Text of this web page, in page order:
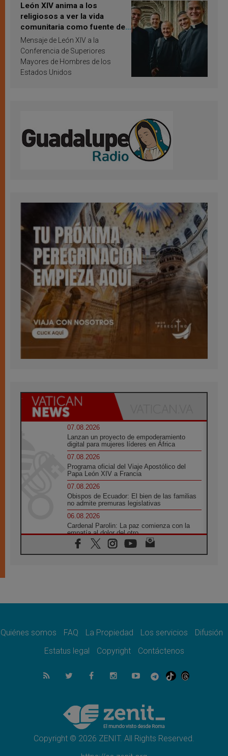
León XIV anima a los
religiosos a ver la vida
comunitaria como fuente de
inspiración y santificación
Mensaje de León XIV a la
Conferencia de Superiores
Mayores de Hombres de los
Estados Unidos
07.08.2026
Lanzan un proyecto de empoderamiento
digital para mujeres líderes en África
07.08.2026
Programa oficial del Viaje Apostólico del
Papa León XIV a Francia
07.08.2026
Obispos de Ecuador: El bien de las familias
no admite premuras legislativas
06.08.2026
Cardenal Parolin: La paz comienza con la
empatía al dolor del otro
06.08.2026
Fray Marco Vianelli: Aprender el Evangelio
06.08.2026
06.08.2026
medio de tensiones y ataques en el sur del
06.08.2026
Hiroshima y Nagasaki, 81 años después.
Pizzaballa en Asís: los cristianos quieren
paz
Quiénes somos FAQ La Propiedad Los servicios
Difusión
Estatus legal
Copyright Contáctenos
Copyright © 2026 ZENIT. All Rights Reserved.